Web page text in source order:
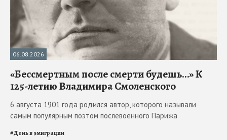
06.08.2026
«Бессмертным после смерти будешь…» К
125-летию Владимира Смоленского
6 августа 1901 года родился автор, которого называли
самым популярным поэтом послевоенного Парижа
#День в эмиграции